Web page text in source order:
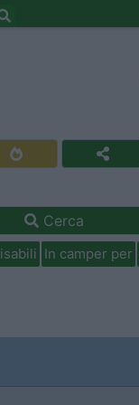
Cerca
In camper per